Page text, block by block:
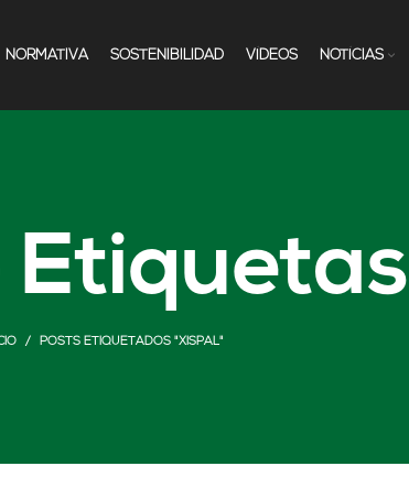
NORMATIVA SOSTENIBILIDAD VÍDEOS NOTÍCIAS
POSTS ETIQUETADOS "XISPAL"